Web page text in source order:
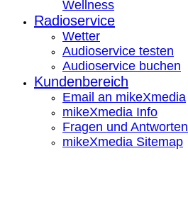
Wellness
Radioservice
Wetter
Audioservice testen
Audioservice buchen
Kundenbereich
Email an mikeXmedia
mikeXmedia Info
Fragen und Antworten
mikeXmedia Sitemap